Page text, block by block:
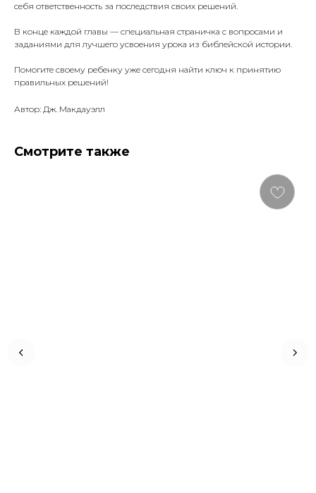
себя ответственность за последствия своих решений.
В конце каждой главы — специальная страничка с вопросами и
заданиями для лучшего усвоения урока из библейской истории.
Помогите своему ребенку уже сегодня найти ключ к принятию
правильных решений!
Автор: Дж. Макдауэлл
Смотрите также